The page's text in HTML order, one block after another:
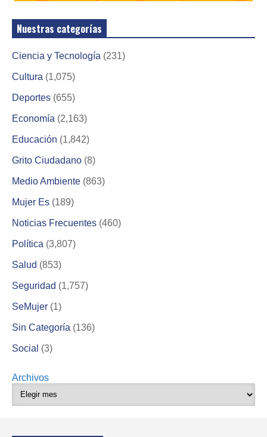
Nuestras categorías
Ciencia y Tecnología (231)
Cultura (1,075)
Deportes (655)
Economía (2,163)
Educación (1,842)
Grito Ciudadano (8)
Medio Ambiente (863)
Mujer Es (189)
Noticias Frecuentes (460)
Política (3,807)
Salud (853)
Seguridad (1,757)
SeMujer (1)
Sin Categoría (136)
Social (3)
Archivos